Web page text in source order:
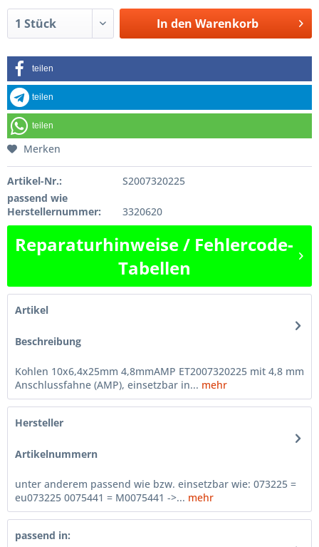
In den Warenkorb
teilen
teilen
teilen
Merken
Artikel-Nr.:
S2007320225
passend wie
Herstellernummer:
3320620
Reparaturhinweise / Fehlercode-
Tabellen
Artikel
Beschreibung
Kohlen 10x6,4x25mm 4,8mmAMP ET2007320225 mit 4,8 mm
Anschlussfahne (AMP), einsetzbar in... mehr
Hersteller
Artikelnummern
unter anderem passend wie bzw. einsetzbar wie: 073225 =
eu073225 0075441 = M0075441 ->... mehr
passend in: